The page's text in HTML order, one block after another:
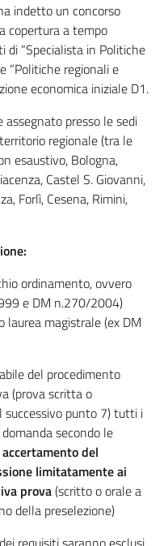
indetto un concorso
copertura a tempo
di “Specialista in Politiche
“Politiche regionali e
economica iniziale D1.
presso le sedi
regionale (tra le
esaustivo, Bologna,
Castel S. Giovanni,
Forlì, Cesena, Rimini,
ordinamento, ovvero
e DM n.270/2004)
laurea magistrale (ex DM
del procedimento
(prova scritta o
successivo punto 7) tutti i
secondo le
del
limitatamente ai
prova(scritto o orale a
della preselezione)